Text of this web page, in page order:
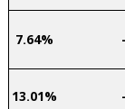
7.64%
13.01%